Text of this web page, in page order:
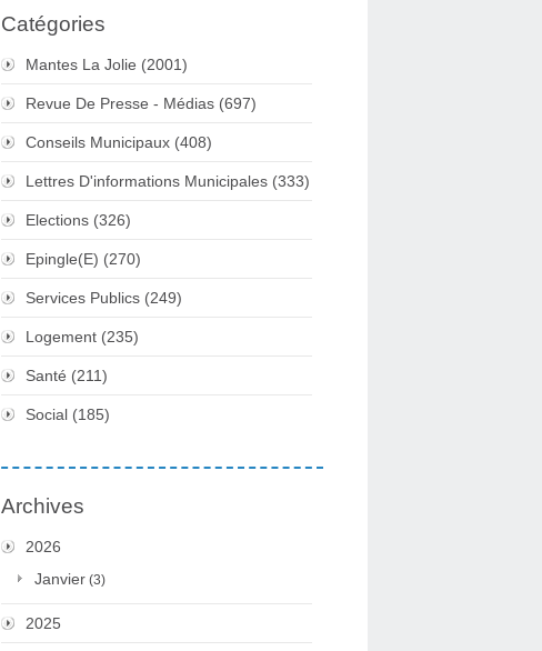
Catégories
Mantes La Jolie (2001)
Revue De Presse - Médias (697)
Conseils Municipaux (408)
Lettres D'informations Municipales (333)
Elections (326)
Epingle(e) (270)
Services Publics (249)
Logement (235)
Santé (211)
Social (185)
Archives
2026
Janvier (3)
2025